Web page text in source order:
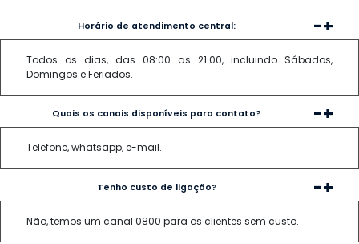
Horário de atendimento central: -+
Todos os dias, das 08:00 as 21:00, incluindo Sábados,
Domingos e Feriados.
Quais os canais disponíveis para contato? -+
Telefone, whatsapp, e-mail.
Tenho custo de ligação? -+
Não, temos um canal 0800 para os clientes sem custo.